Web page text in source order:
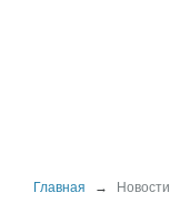
Главная → Новости